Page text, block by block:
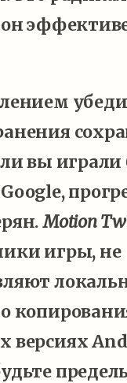
вы играли
Motion
игры, не
версиях